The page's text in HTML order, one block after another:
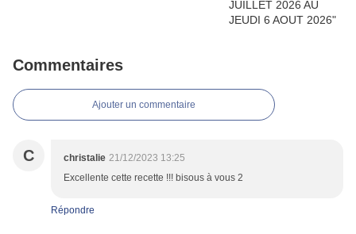
Commentaires
Ajouter un commentaire
C christalie 21/12/2023 13:25
Excellente cette recette !!! bisous à vous 2
Répondre